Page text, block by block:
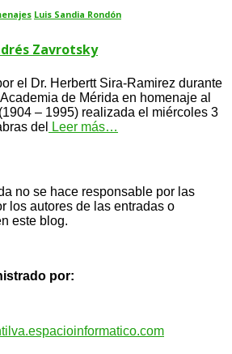
Luis Sandia Rondón
Zavrotsky
el Dr. Herbertt Sira-Ramirez durante
de Mérida en homenaje al
– 1995) realizada el miércoles 3
del
Leer más…
no se hace responsable por las
los autores de las entradas o
este blog.
por: